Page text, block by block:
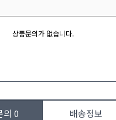
상품문의가 없습니다.
의 0 배송정보